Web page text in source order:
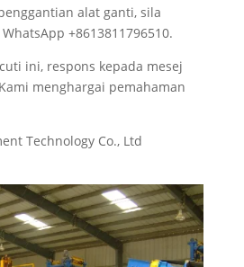
alat ganti, sila
+8613811796510.
ini, respons kepada mesej
menghargai pemahaman
Technology Co., Ltd